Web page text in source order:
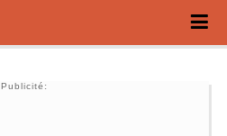
Publicité: